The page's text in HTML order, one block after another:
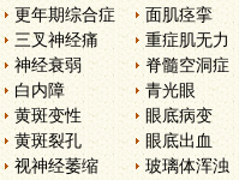
更年期综合症
面肌痉挛
三叉神经痛
重症肌无力
神经衰弱
脊髓空洞症
白内障
青光眼
黄斑变性
眼底病变
黄斑裂孔
眼底出血
视神经萎缩
玻璃体浑浊